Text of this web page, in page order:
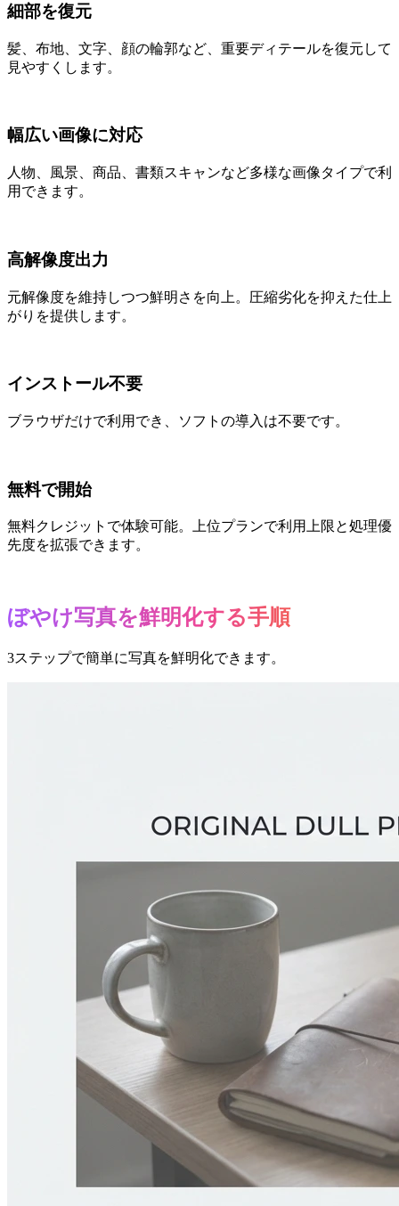
細部を復元
髪、布地、文字、顔の輪郭など、重要ディテールを復元して
見やすくします。
幅広い画像に対応
人物、風景、商品、書類スキャンなど多様な画像タイプで利
用できます。
高解像度出力
元解像度を維持しつつ鮮明さを向上。圧縮劣化を抑えた仕上
がりを提供します。
インストール不要
ブラウザだけで利用でき、ソフトの導入は不要です。
無料で開始
無料クレジットで体験可能。上位プランで利用上限と処理優
先度を拡張できます。
ぼやけ写真を鮮明化する手順
3ステップで簡単に写真を鮮明化できます。